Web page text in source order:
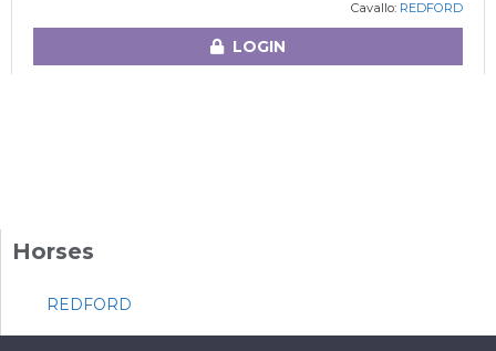
Cavallo: REDFORD
LOGIN
Horses
REDFORD